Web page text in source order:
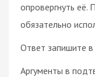
опровергнуть её.
обязательно
Ответ запишите
Аргументы в